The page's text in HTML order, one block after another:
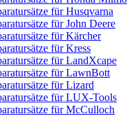
für Husqvarna
für John Deere
für Kärcher
für Kress
für LandXcape
für LawnBott
für Lizard
für LUX-Tools
für McCulloch